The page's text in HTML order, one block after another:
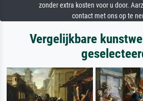
zonder extra kosten voor u door.
contact met ons op te
Vergelijkbare